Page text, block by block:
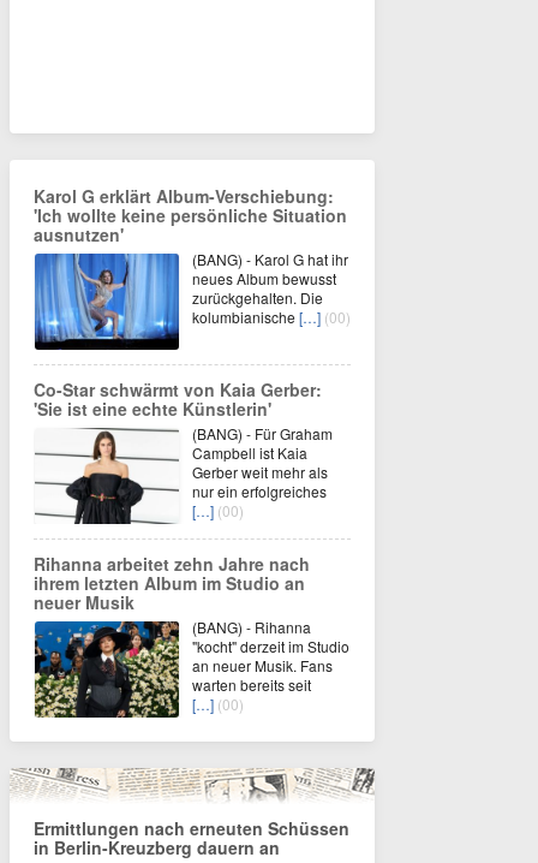
Karol G erklärt Album-Verschiebung:
'Ich wollte keine persönliche Situation
ausnutzen'
(BANG) - Karol G hat ihr
neues Album bewusst
zurückgehalten. Die
kolumbianische […] (00)
Co-Star schwärmt von Kaia Gerber:
'Sie ist eine echte Künstlerin'
(BANG) - Für Graham
Campbell ist Kaia
Gerber weit mehr als
nur ein erfolgreiches
[…] (00)
Rihanna arbeitet zehn Jahre nach
ihrem letzten Album im Studio an
neuer Musik
(BANG) - Rihanna
"kocht" derzeit im Studio
an neuer Musik. Fans
warten bereits seit
[…] (00)
Ermittlungen nach erneuten Schüssen
in Berlin-Kreuzberg dauern an